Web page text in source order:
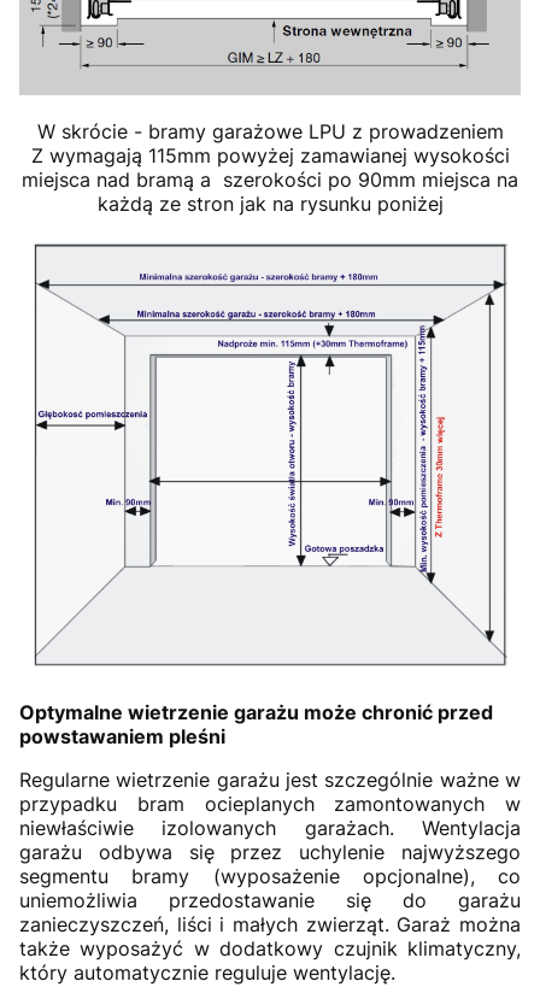
W skrócie - bramy garażowe LPU z prowadzeniem
Z wymagają 115mm powyżej zamawianej wysokości
miejsca nad bramą a szerokości po 90mm miejsca na
każdą ze stron jak na rysunku poniżej
Optymalne wietrzenie garażu może chronić przed
powstawaniem pleśni
Regularne wietrzenie garażu jest szczególnie ważne w
przypadku bram ocieplanych zamontowanych w
niewłaściwie izolowanych garażach. Wentylacja
garażu odbywa się przez uchylenie najwyższego
segmentu bramy (wyposażenie opcjonalne), co
uniemożliwia przedostawanie się do garażu
zanieczyszczeń, liści i małych zwierząt. Garaż można
także wyposażyć w dodatkowy czujnik klimatyczny,
który automatycznie reguluje wentylację.